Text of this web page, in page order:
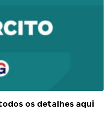
os detalhes aqui